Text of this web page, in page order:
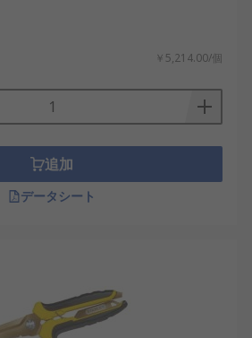
￥5,214.00/個
追加
データシート